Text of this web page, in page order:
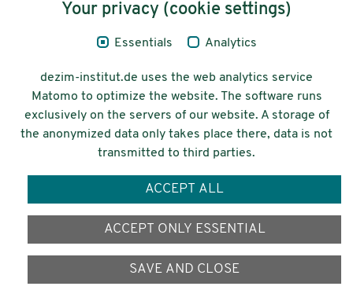
Legal Notice
© 2026 Deutsches Zentrum für
Integrations-
und Migrationsforschung DeZIM e.V.
Your privacy (cookie settings)
Essentials Analytics
dezim-institut.de uses the web analytics service
Matomo to optimize the website. The software runs
exclusively on the servers of our website. A storage of
the anonymized data only takes place there, data is not
transmitted to third parties.
ACCEPT ALL
ACCEPT ONLY ESSENTIAL
SAVE AND CLOSE